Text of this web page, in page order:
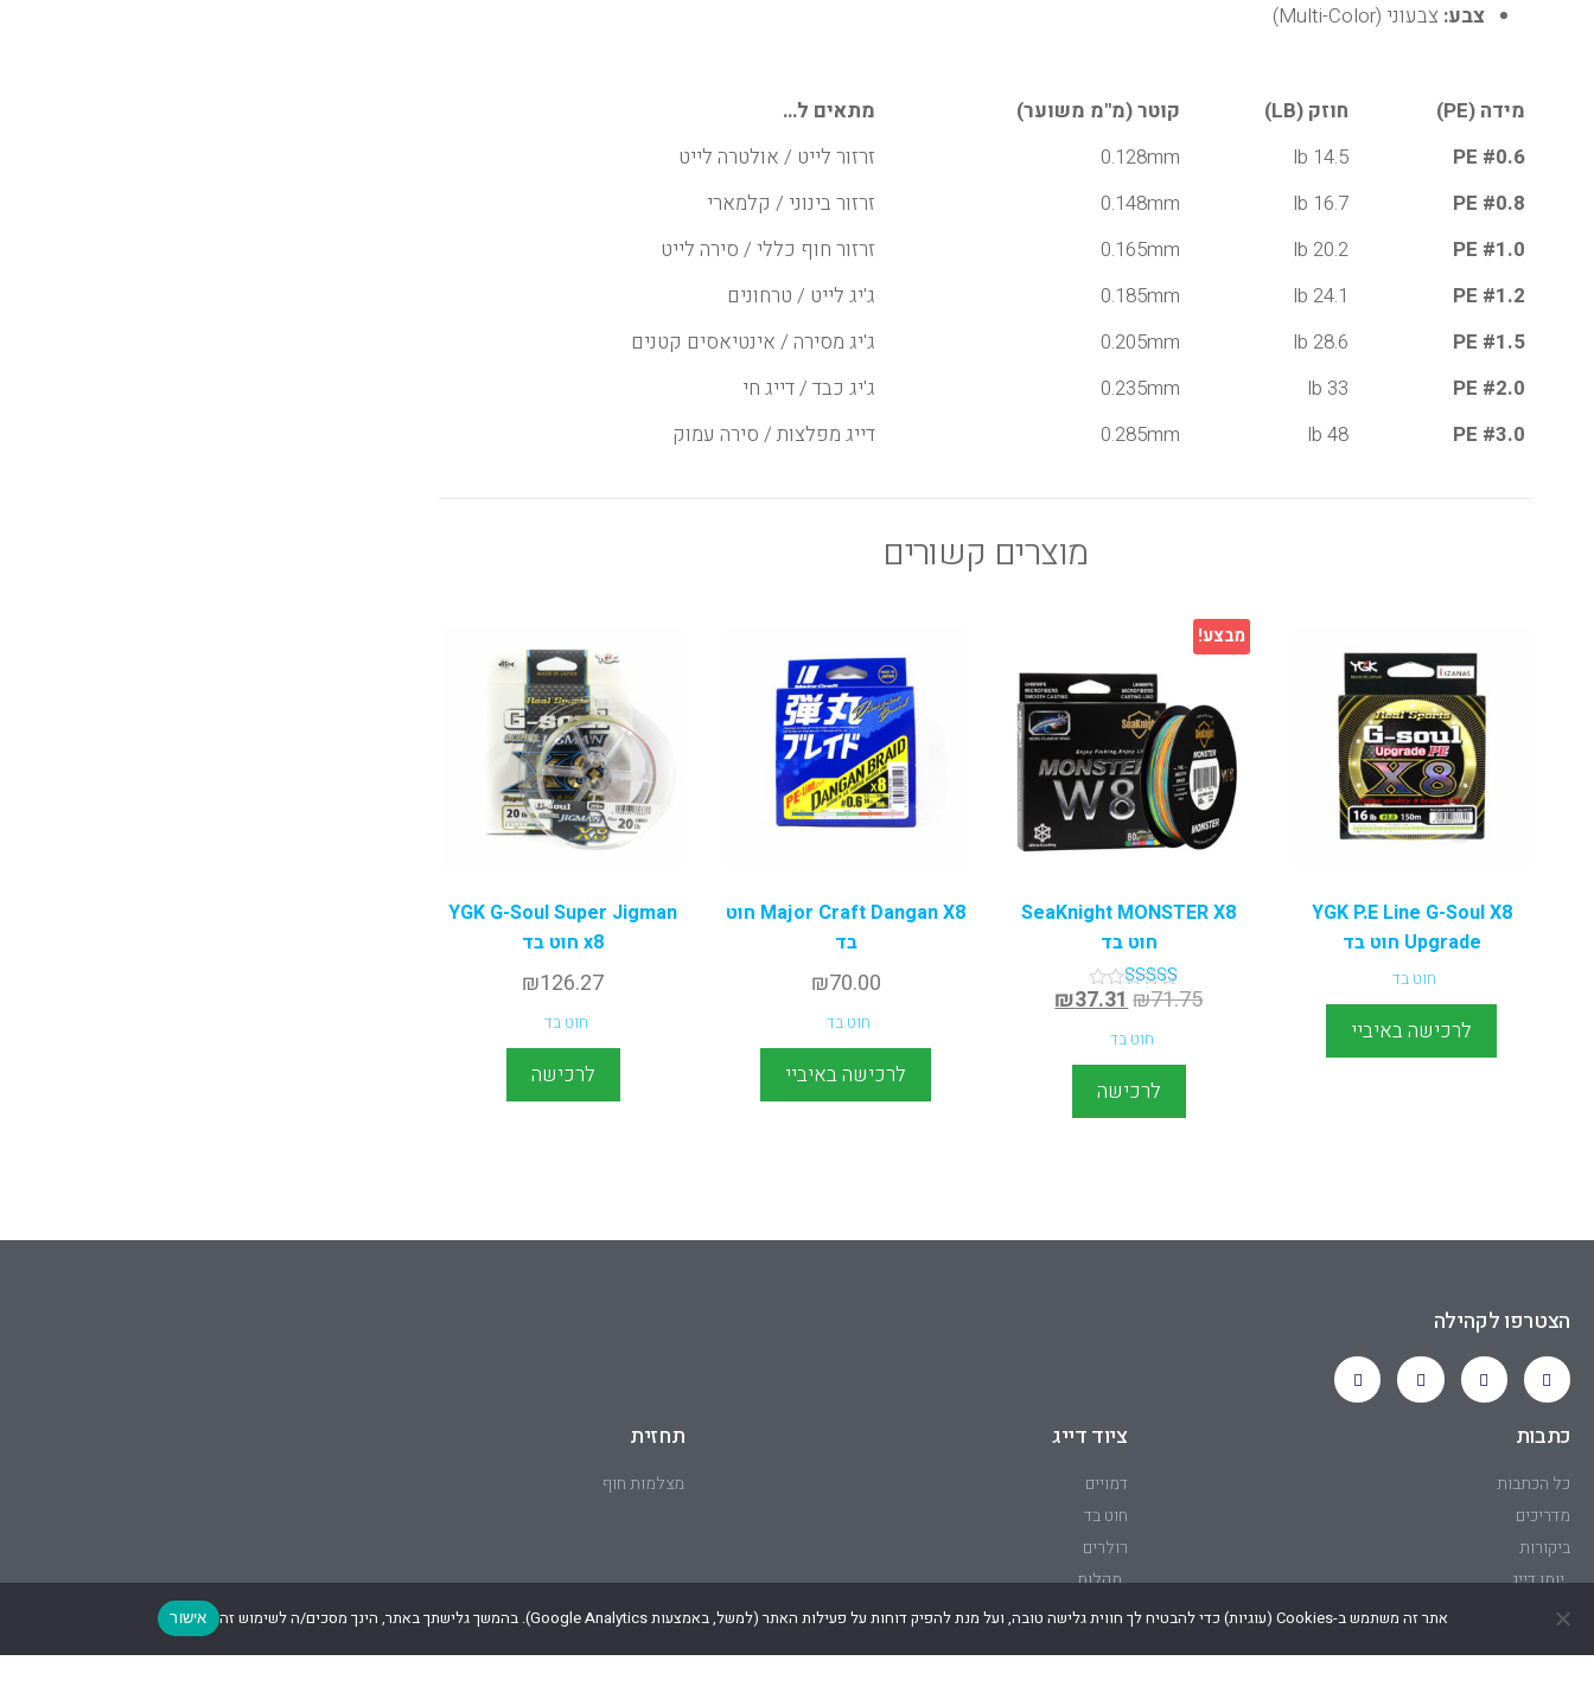
צבע: צבעוני (Multi-Color)
מידה (PE) חוזק (LB) קוטר (מ"מ משוער)
מתאים ל…
PE #0.6
14.5 lb
0.128mm
זרזור לייט / אולטרה לייט
PE #0.8
16.7 lb
0.148mm
זרזור בינוני / קלמארי
PE #1.0
20.2 lb
0.165mm
זרזור חוף כללי / סירה לייט
PE #1.2
24.1 lb
0.185mm
ג'יג לייט / טרחונים
PE #1.5
28.6 lb
0.205mm
ג'יג מסירה / אינטיאסים קטנים
PE #2.0
33 lb
0.235mm
ג'יג כבד / דייג חי
PE #3.0
48 lb
0.285mm דייג מפלצות / סירה עמוק
מוצרים קשורים
YGK P.E Line G-Soul X8
Upgrade חוט בד
חוט בד
לרכישה באיביי
מבצע!
SeaKnight MONSTER X8
חוט בד
דורג
5.00
מתוך 5
₪71.75
₪37.31
חוט בד
לרכישה
Major Craft Dangan X8 חוט
בד
₪70.00
חוט בד
לרכישה באיביי
YGK G-Soul Super Jigman
x8 חוט בד
₪126.27
חוט בד
לרכישה
הצטרפו לקהילה
כתבות
כל הכתבות
מדריכים
ביקורות
יומן דייג
ציוד דייג
דמויים
חוט בד
רולרים
מקלות
תחזית
מצלמות חוף
אתר זה משתמש ב-Cookies (עוגיות) כדי להבטיח לך חווית גלישה טובה, ועל מנת להפיק דוחות על פעילות האתר (למשל, באמצעות Google Analytics). בהמשך גלישתך באתר, הינך מסכים/ה לשימוש זה אישור